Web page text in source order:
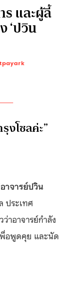
และผู้ลี้
‘ปวิน
งโซลค่ะ”
อาจารย์ปวิน
ประเทศ
ว่าอาจารย์กำลัง
พื่อพูดคุย และนัด